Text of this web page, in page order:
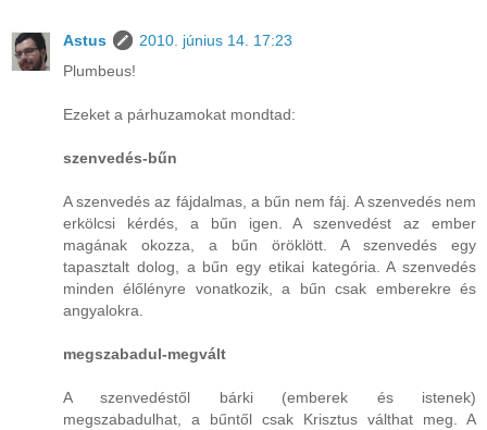
Astus
2010. június 14. 17:23
Plumbeus!
Ezeket a párhuzamokat mondtad:
szenvedés-bűn
A szenvedés az fájdalmas, a bűn nem fáj. A szenvedés nem
erkölcsi kérdés, a bűn igen. A szenvedést az ember
magának okozza, a bűn öröklött. A szenvedés egy
tapasztalt dolog, a bűn egy etikai kategória. A szenvedés
minden élőlényre vonatkozik, a bűn csak emberekre és
angyalokra.
megszabadul-megvált
A szenvedéstől bárki (emberek és istenek)
megszabadulhat, a bűntől csak Krisztus válthat meg. A